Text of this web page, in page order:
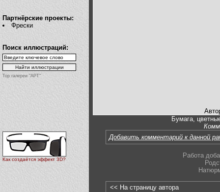
Партнёрские проекты:
Фрески
Поиск иллюстраций:
Top галереи "АРТ"
Как создаётся эффект 3D?
Бумага,
Добавить комментарий к данной
Работа
<< На страницу автора